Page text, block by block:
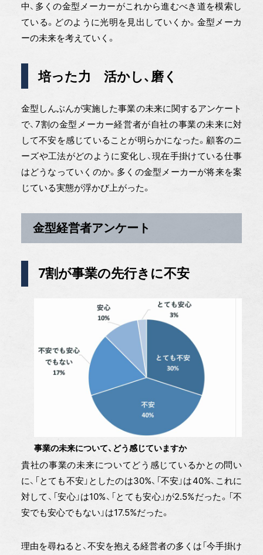
中、多くの金型メーカーがこれから進むべき道を模索し
ている。どのように光明を見出していくか。金型メーカ
ーの未来を考えていく。
培った力 活かし、磨く
金型しんぶんが実施した事業の未来に関するアンケート
で、7割の金型メーカー経営者が自社の事業の未来に対
して不安を感じていることが明らかになった。顧客のニ
ーズや工法がどのように変化し、現在手掛けている仕事
はどうなっていくのか。多くの金型メーカーが将来を案
じている実態が浮かび上がった。
金型経営者アンケート
7割が事業の先行きに不安
事業の未来について、どう感じていますか
貴社の事業の未来についてどう感じているかとの問い
に、「とても不安」としたのは30%、「不安」は40%、これに
対して、「安心」は10%、「とても安心」が2.5%だった。「不
安でも安心でもない」は17.5%だった。
理由を尋ねると、不安を抱える経営者の多くは「今手掛け